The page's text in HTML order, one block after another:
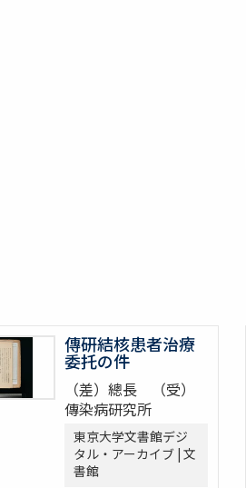
傳研結核患者治療
委托の件
（差）總長 （受）
傳染病研究所
東京大学文書館デジ
タル・アーカイブ | 文
書館